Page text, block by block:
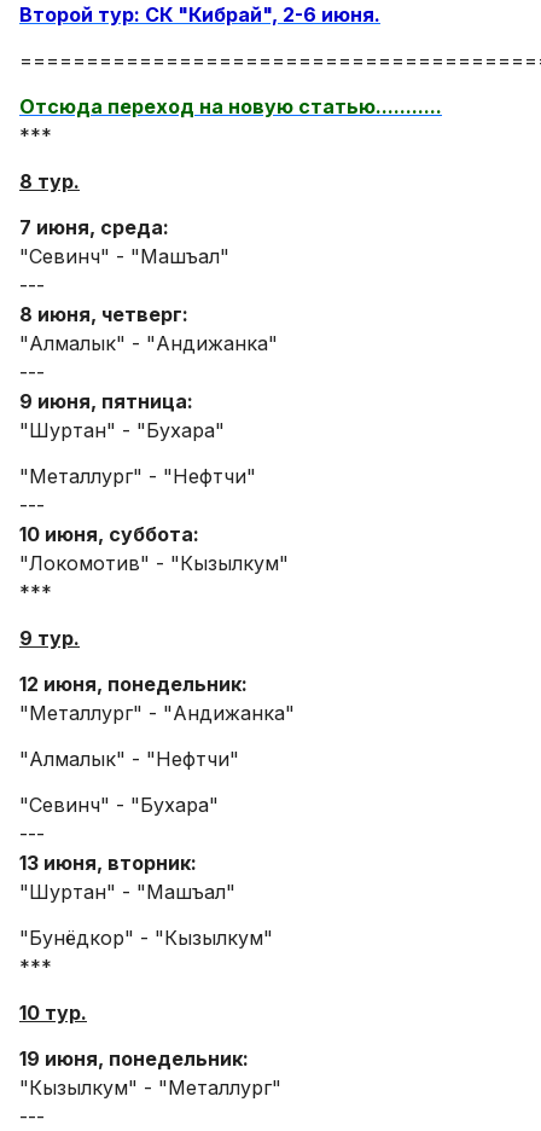
Второй тур: СК "Кибрай", 2-6 июня.
Отсюда переход на новую статью...........
***
8 тур.
7 июня, среда:
"Севинч" - "Машъал"
---
8 июня, четверг:
"Алмалык" - "Андижанка"
---
9 июня, пятница:
"Шуртан" - "Бухара"
"Металлург" - "Нефтчи"
---
10 июня, суббота:
"Локомотив" - "Кызылкум"
***
9 тур.
12 июня, понедельник:
"Металлург" - "Андижанка"
"Алмалык" - "Нефтчи"
"Севинч" - "Бухара"
---
13 июня, вторник:
"Шуртан" - "Машъал"
"Бунёдкор" - "Кызылкум"
***
10 тур.
19 июня, понедельник:
"Кызылкум" - "Металлург"
---